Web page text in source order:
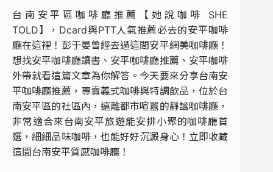
台南安平區咖啡廳推薦【她說咖啡 SHE
TOLD】，Dcard與PTT人氣推薦必去的安平咖啡
廳在這裡！彭于晏曾經去過這間安平網美咖啡廳！
想找安平咖啡廳讀書、安平咖啡廳推薦、安平咖啡
外帶就看這篇文章為你解答。今天要來分享台南安
平咖啡廳推薦，專賣義式咖啡與特調飲品，位於台
南安平區的社區內，遠離都市喧囂的靜謐咖啡廳，
非常適合來台南安平旅遊能安排小聚的咖啡廳首
選，細細品味咖啡，也能好好沉澱身心！立即收藏
這間台南安平質感咖啡廳！